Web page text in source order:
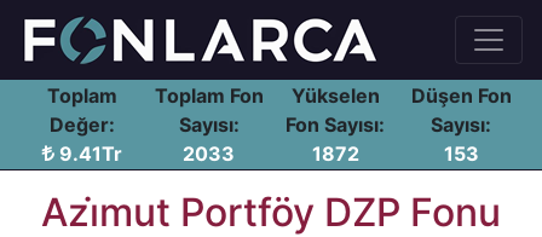
Toplam
Değer:
9.41Tr
Toplam Fon
Sayısı:
2033
Yükselen
Fon Sayısı:
1872
Düşen Fon
Sayısı:
153
Azi̇mut Portföy DZP Fonu